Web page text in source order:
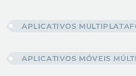
APLICATIVOS
APLICATIVOS MÓVEIS